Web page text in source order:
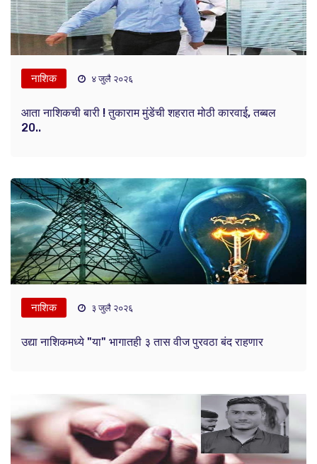
नाशिक ४ जुलै २०२६
आता नाशिकची बारी ! तुकाराम मुंडेंची शहरात मोठी कारवाई, तब्बल
20..
नाशिक ३ जुलै २०२६
उद्या नाशिकमध्ये "या" भागातही ३ तास वीज पुरवठा बंद राहणार